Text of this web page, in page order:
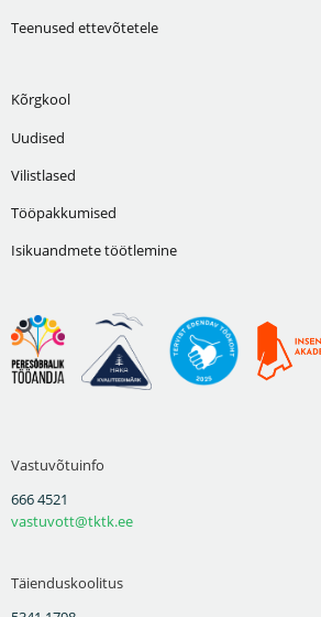
Teenused ettevõtetele
Kõrgkool
Uudised
Vilistlased
Tööpakkumised
Isikuandmete töötlemine
Vastuvõtuinfo
666 4521
vastuvott@tktk.ee
Täienduskoolitus